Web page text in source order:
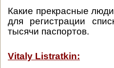
Какие прекрасные
для регистрации
тысячи паспортов.
Vitaly Listratkin: